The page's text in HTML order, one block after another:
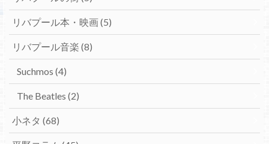
リバプール本・映画(5)
リバプール音楽 (8)
Suchmos (4)
The Beatles (2)
小ネタ (68)